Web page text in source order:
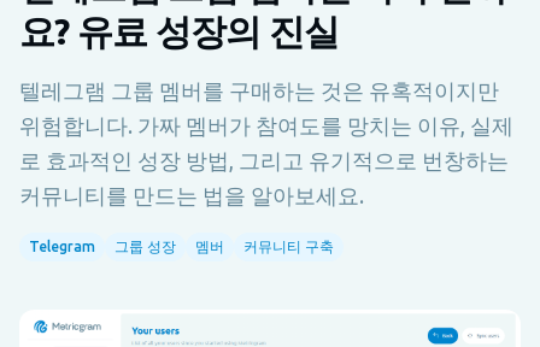
요? 유료 성장의 진실
텔레그램 그룹 멤버를 구매하는 것은 유혹적이지만
위험합니다. 가짜 멤버가 참여도를 망치는 이유, 실제
로 효과적인 성장 방법, 그리고 유기적으로 번창하는
커뮤니티를 만드는 법을 알아보세요.
Telegram 그룹 성장 멤버 커뮤니티 구축